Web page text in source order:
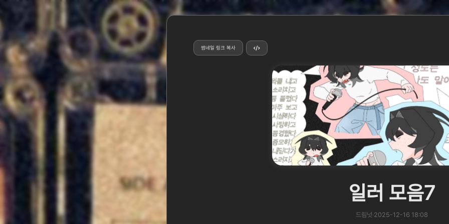
썸네일 링크 복사
일러 모음7
드림넛·2025-12-16 18:08